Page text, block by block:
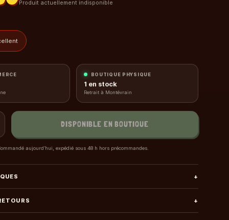
Produit actuellement indisponible
BOUTIQUE PHYSIQUE
1 en stock
Retrait à Montévrain
DISPONIBLE EN BOUTIQUE
aujourd’hui, expédié sous 48 h hors précommandes.
+
+